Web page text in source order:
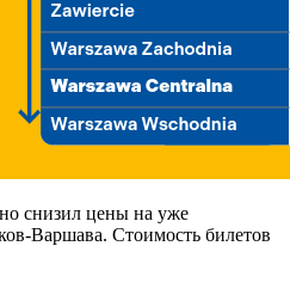
снизил цены на уже
Варшава. Стоимость билетов